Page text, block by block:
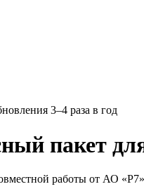
3–4 раза в год
пакет
работы от АО «Р7»